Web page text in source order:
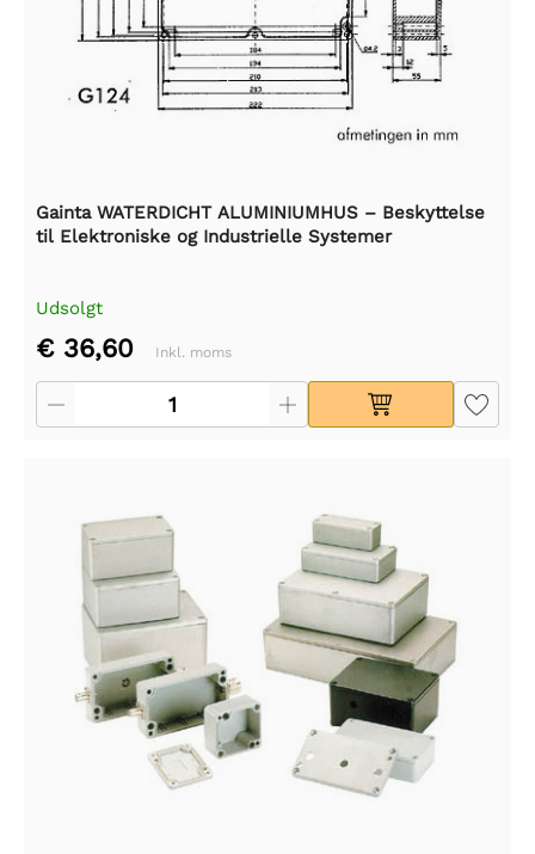
Gainta WATERDICHT ALUMINIUMHUS – Beskyttelse
til Elektroniske og Industrielle Systemer
Udsolgt
€ 36,60 Inkl. moms